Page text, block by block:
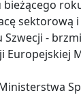
bieżącego
sektorową
Szwecji -
Europejskiej